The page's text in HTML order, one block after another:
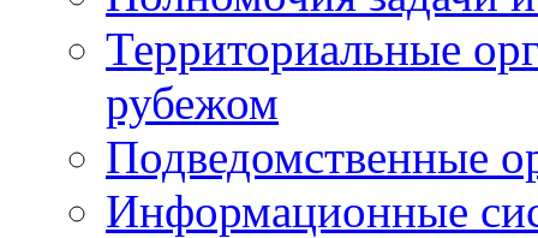
Территориальные
рубежом
Подведомственные
Информационные